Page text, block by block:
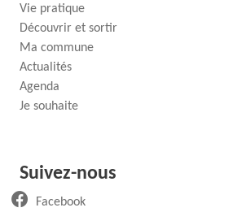
Vie pratique
Découvrir et sortir
Ma commune
Actualités
Agenda
Je souhaite
Suivez-nous
Facebook(ouvre un nouvel onglet)